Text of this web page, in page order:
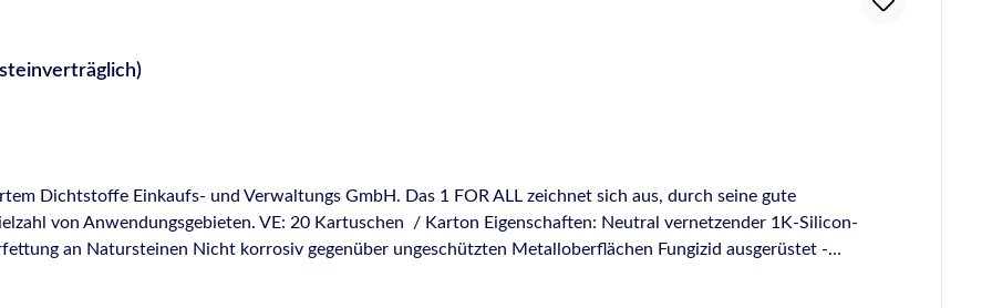
Dichtstoffe Einkaufs- und Verwaltungs GmbH. Das 1 FOR ALL zeichnet sich aus, durch seine gute
VE: 20 Kartuschen / Karton Eigenschaften: Neutral vernetzender 1K-Silicon-
an Natursteinen Nicht korrosiv gegenüber ungeschützten Metalloberflächen Fungizid ausgerüstet -
Abdichten von Dehnungsfugen im Wand- und